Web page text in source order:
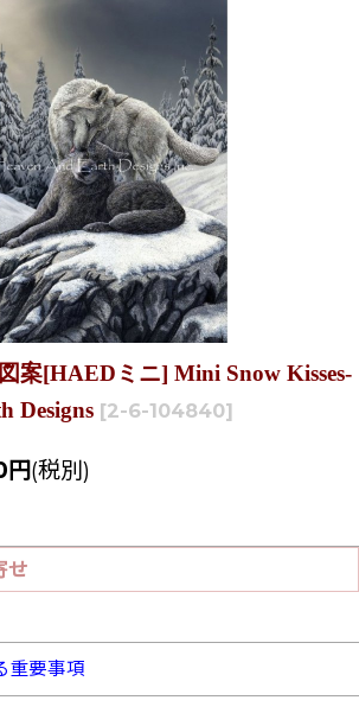
案[HAEDミニ] Mini Snow Kisses-
Designs [2-6-104840]
円(税別)
せ
重要事項